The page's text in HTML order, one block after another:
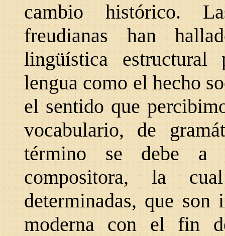
cambio histórico.
freudianas han
lingüística
lengua como el hecho
el sentido que
vocabulario, de
término se debe a
compositora, la
determinadas, que
moderna con el fin